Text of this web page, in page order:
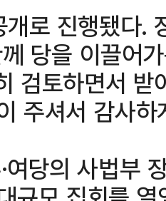
로 진행됐다.
당을 이끌어
검토하면서
주셔서 감사
여당의 사법부